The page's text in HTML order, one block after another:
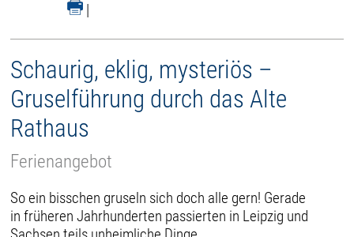
|
Schaurig, eklig, mysteriös –
Gruselführung durch das Alte
Rathaus
Ferienangebot
So ein bisschen gruseln sich doch alle gern! Gerade
in früheren Jahrhunderten passierten in Leipzig und